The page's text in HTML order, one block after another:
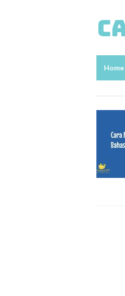
Home